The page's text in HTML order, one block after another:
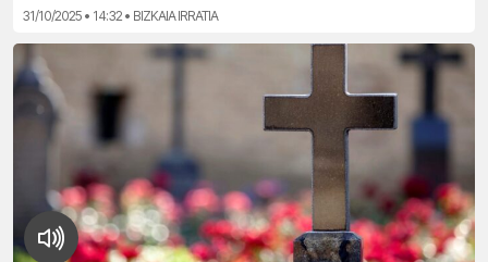
31/10/2025 • 14:32 • BIZKAIA IRRATIA